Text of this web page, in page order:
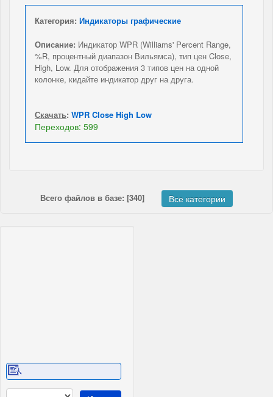
Категория: Индикаторы графические
Описание: Индикатор WPR (Williams' Percent Range,
%R, процентный диапазон Вильямса), тип цен Close,
High, Low. Для отображения 3 типов цен на одной
колонке, кидайте индикатор друг на друга.
Скачать: WPR Close High Low
Переходов: 599
Всего файлов в базе: [340] Все категории